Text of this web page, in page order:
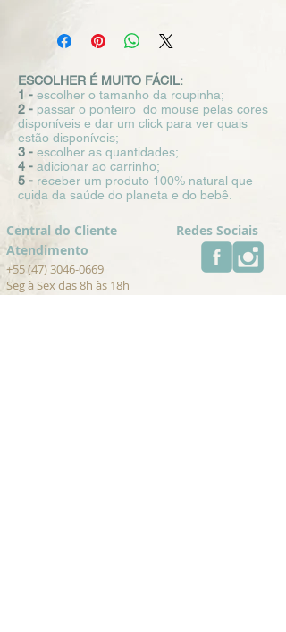
ESCOLHER É MUITO FÁCIL:
1 - escolher o tamanho da roupinha;
2 - passar o ponteiro do mouse pelas cores
disponíveis e dar um click para ver quais
estão disponíveis;
3 - escolher as quantidades;
4 - adicionar ao carrinho;
5 - receber um produto 100% natural que
cuida da saúde do planeta e do bebê.
Central do Cliente
Redes Sociais
Atendimento
+55 (47) 3046-0669
Seg à Sex das 8h às 18h